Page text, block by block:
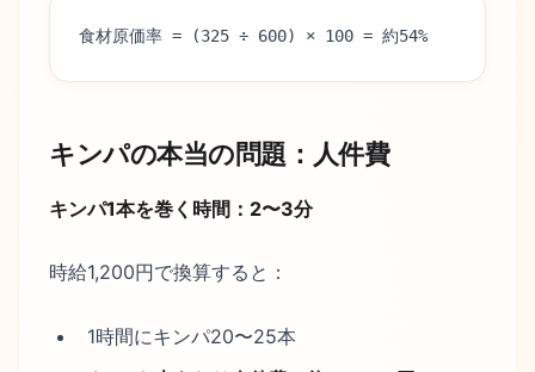
食材原価率 = (325 ÷ 600) × 100 = 約54%
キンパの本当の問題：人件費
キンパ1本を巻く時間：2〜3分
時給1,200円で換算すると：
1時間にキンパ20〜25本